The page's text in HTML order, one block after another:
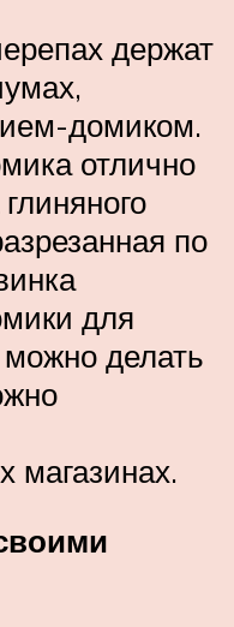
держат
домиком.
отлично
по
для
делать
магазинах.